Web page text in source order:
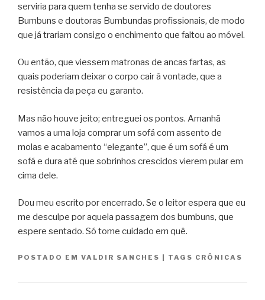
serviria para quem tenha se servido de doutores
Bumbuns e doutoras Bumbundas profissionais, de modo
que já trariam consigo o enchimento que faltou ao móvel.
Ou então, que viessem matronas de ancas fartas, as
quais poderiam deixar o corpo cair à vontade, que a
resistência da peça eu garanto.
Mas não houve jeito; entreguei os pontos. Amanhã
vamos a uma loja comprar um sofá com assento de
molas e acabamento “elegante”, que é um sofá é um
sofá e dura até que sobrinhos crescidos vierem pular em
cima dele.
Dou meu escrito por encerrado. Se o leitor espera que eu
me desculpe por aquela passagem dos bumbuns, que
espere sentado. Só tome cuidado em quê.
POSTADO EM VALDIR SANCHES | TAGS CRÔNICAS